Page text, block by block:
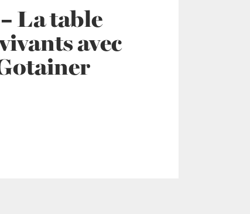
La table
avec